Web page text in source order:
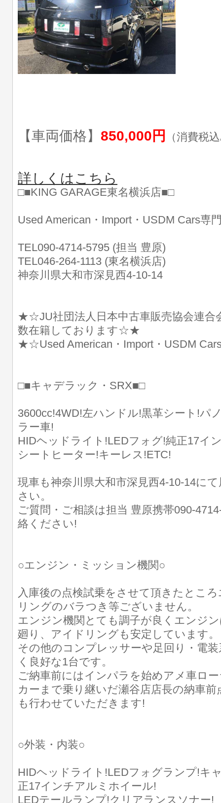
【車両価格】 850,000円 （消費税
詳しくはこちら
□■KING GARAGE東名横浜店■□
Used American・Import・USDM Cars専
TEL090-4714-5795 (担当 豊原)
TEL046-264-1113 (東名横浜店)
神奈川県大和市深見西4-10-14
★☆JU社団法人日本中古車販売協会連合
数在籍しております☆★
★☆Used American・Import・USDM
□■キャデラック・SRX■□
3600cc!4WD!左ハンドル!黒革シート!パ
ラー車!
HIDヘッドライト!LEDフォグ!純正17イ
シートヒーター!キーレス!ETC!
現車も神奈川県大和市深見西4-10-14に
さい。
ご質問・ご相談は担当 豊原携帯090-
絡ください!
○エンジン・ミッション機関○
入庫後の点検試乗をさせて頂きたとこ
リングのバラつき等ございません。
エンジン機関とても調子が良くエンジ
廻り、アイドリングも安定しています。
その他のコンプレッサーや足回り・電
く良好な1台です。
ご納車前にはインパラを始めアメ車ロ
カーまで乗り継いだ瀬谷店店長の納車
も行わせていただきます!
○外装・内装○
HIDヘッドライト!LEDフォグランプ!キ
正17インチアルミホイール!
LEDテールランプ!クリアランスソナー!